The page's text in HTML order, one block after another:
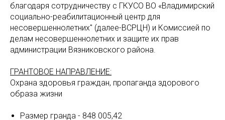
благодаря сотрудничеству с ГКУСО ВО «Владимирский
социально-реабилитационный центр для
несовершеннолетних" (далее-ВСРЦН) и Комиссией по
делам несовершеннолетних и защите их прав
администрации Вязниковского района.
ГРАНТОВОЕ НАПРАВЛЕНИЕ:
Охрана здоровья граждан, пропаганда здорового
образа жизни
Размер гранда - 848 005,42